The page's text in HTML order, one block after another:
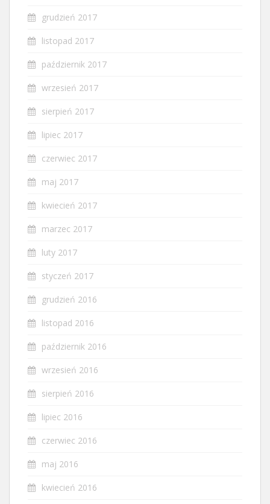
grudzień 2017
listopad 2017
październik 2017
wrzesień 2017
sierpień 2017
lipiec 2017
czerwiec 2017
maj 2017
kwiecień 2017
marzec 2017
luty 2017
styczeń 2017
grudzień 2016
listopad 2016
październik 2016
wrzesień 2016
sierpień 2016
lipiec 2016
czerwiec 2016
maj 2016
kwiecień 2016